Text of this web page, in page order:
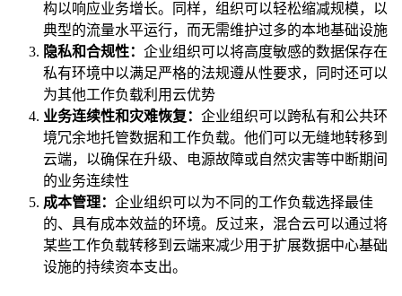
构以响应业务增长。同样，组织可以轻松缩减规模，以
典型的流量水平运行，而无需维护过多的本地基础设施
隐私和合规性： 企业组织可以将高度敏感的数据保存在
私有环境中以满足严格的法规遵从性要求，同时还可以
为其他工作负载利用云优势
业务连续性和灾难恢复： 企业组织可以跨私有和公共环
境冗余地托管数据和工作负载。他们可以无缝地转移到
云端，以确保在升级、电源故障或自然灾害等中断期间
的业务连续性
成本管理： 企业组织可以为不同的工作负载选择最佳
的、具有成本效益的环境。反过来，混合云可以通过将
某些工作负载转移到云端来减少用于扩展数据中心基础
设施的持续资本支出。